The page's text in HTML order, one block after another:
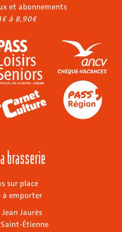
et abonnements
à 8,90€
brasserie
sur place
à emporter
Jaurès
Étienne